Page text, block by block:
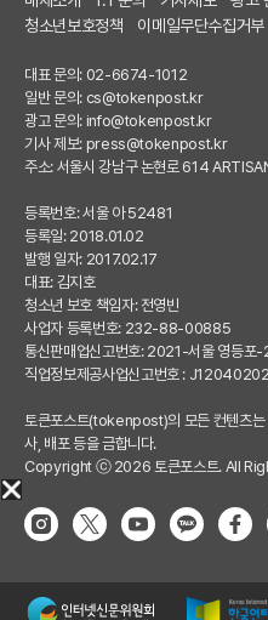
청소년보호정책
이메일무단수집거부
대표 문의: 02-6674-1012
일반 문의: cs@tokenpost.kr
광고 문의: info@tokenpost.kr
기사 제보: press@tokenpost.kr
주소: 서울시 강남구 논현로 614
등록번호: 서울 아 52481
등록일: 2018.01.02
발행 일자: 2017.02.17
대표: 김지호
청소년 보호 책임자: 전영빈
사업자 등록번호: 232-88-00885
통신판매업신고번호: 2021-서울 영등포
직업정보제공사업신고번호 :
토큰포스트(tokenpost)의 모든 컨텐츠는
사, 배포 등을 금합니다.
Copyright ⓒ 2026 토큰포스트. All